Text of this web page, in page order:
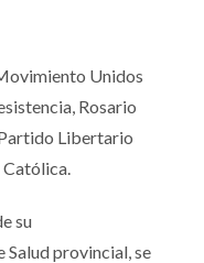
Unidos
Rosario
Libertario
su
provincial, se